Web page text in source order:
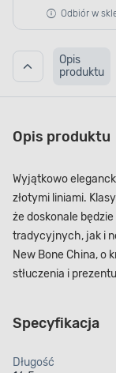
Odbiór w
Opis
produktu
Opis produktu
Wyjątkowo
złotymi liniami.
że doskonale
tradycyjnych, jak i
New Bone China, o
stłuczenia i
Specyfikacja
Długość